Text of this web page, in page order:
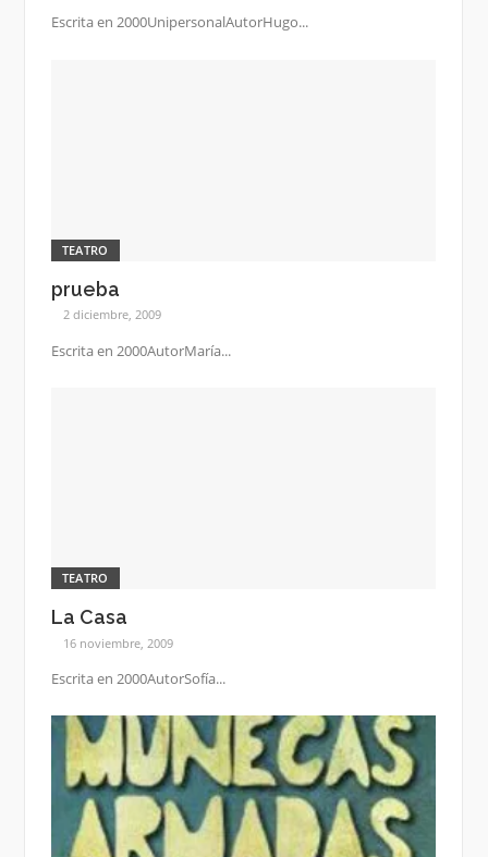
Escrita en 2000UnipersonalAutorHugo...
TEATRO
prueba
2 diciembre, 2009
Escrita en 2000AutorMaría...
TEATRO
La Casa
16 noviembre, 2009
Escrita en 2000AutorSofía...